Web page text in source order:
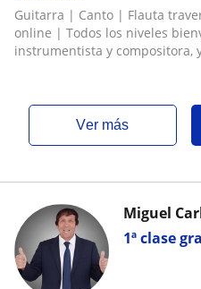
Guitarra | Canto | Flauta
online | Todos los niveles
instrumentista y compositora,
ver más
1ª clase
Miguel